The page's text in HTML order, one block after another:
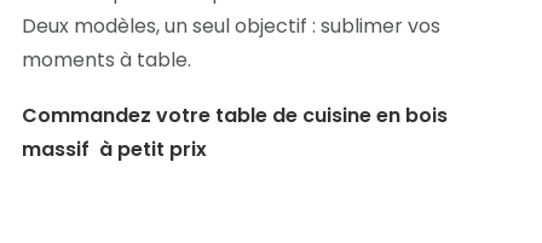
Deux modèles, un seul objectif : sublimer vos
moments à table.
Commandez votre table de cuisine en bois
massif à petit prix